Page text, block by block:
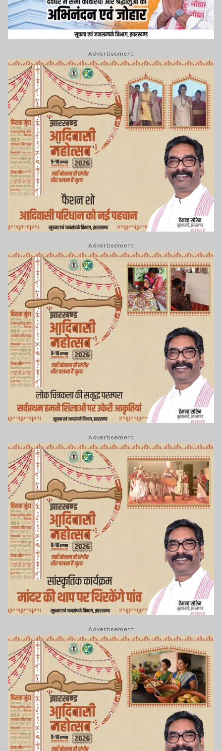
Advertisement
Advertisement
Advertisement
Advertisement